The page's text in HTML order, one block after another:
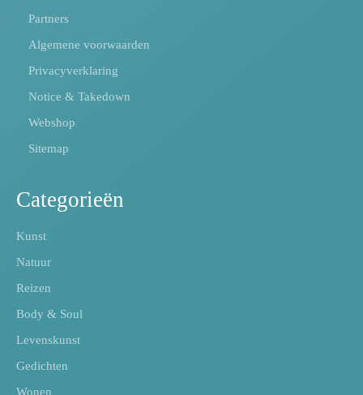
Partners
Algemene voorwaarden
Privacyverklaring
Notice & Takedown
Webshop
Sitemap
Categorieën
Kunst
Natuur
Reizen
Body & Soul
Levenskunst
Gedichten
Wonen